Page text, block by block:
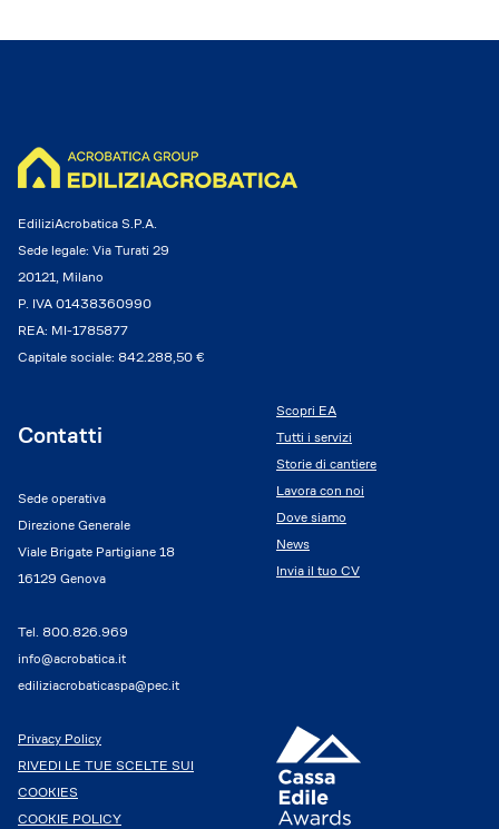
EdiliziAcrobatica S.P.A.
Sede legale: Via Turati 29
20121, Milano
P. IVA 01438360990
REA: MI-1785877
Capitale sociale: 842.288,50 €
Contatti
Sede operativa
Direzione Generale
Viale Brigate Partigiane 18
16129 Genova
Tel. 800.826.969
info@acrobatica.it
ediliziacrobaticaspa@pec.it
Scopri EA
Tutti i servizi
Storie di cantiere
Lavora con noi
Dove siamo
News
Invia il tuo CV
Privacy Policy
RIVEDI LE TUE SCELTE SUI
COOKIES
COOKIE POLICY